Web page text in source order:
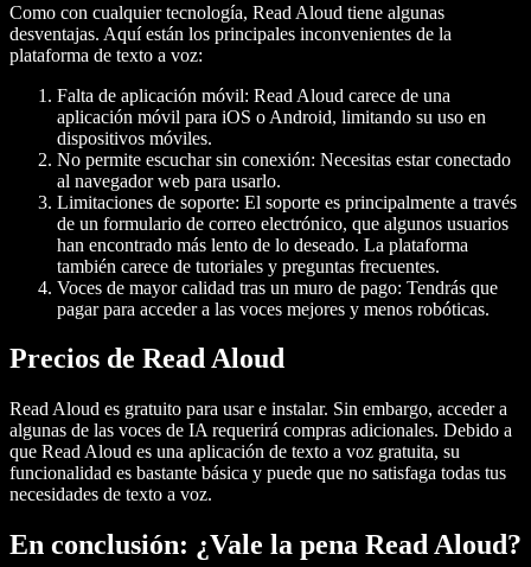
Como con cualquier tecnología, Read Aloud tiene algunas
desventajas. Aquí están los principales inconvenientes de la
plataforma de texto a voz:
Falta de aplicación móvil: Read Aloud carece de una
aplicación móvil para iOS o Android, limitando su uso en
dispositivos móviles.
No permite escuchar sin conexión: Necesitas estar conectado
al navegador web para usarlo.
Limitaciones de soporte: El soporte es principalmente a través
de un formulario de correo electrónico, que algunos usuarios
han encontrado más lento de lo deseado. La plataforma
también carece de tutoriales y preguntas frecuentes.
Voces de mayor calidad tras un muro de pago: Tendrás que
pagar para acceder a las voces mejores y menos robóticas.
Precios de Read Aloud
Read Aloud es gratuito para usar e instalar. Sin embargo, acceder a
algunas de las voces de IA requerirá compras adicionales. Debido a
que Read Aloud es una aplicación de texto a voz gratuita, su
funcionalidad es bastante básica y puede que no satisfaga todas tus
necesidades de texto a voz.
En conclusión: ¿Vale la pena Read Aloud?